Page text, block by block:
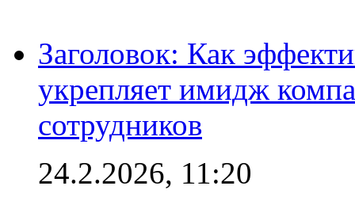
Заголовок: Как
укрепляет имидж
сотрудников
24.2.2026, 11:20